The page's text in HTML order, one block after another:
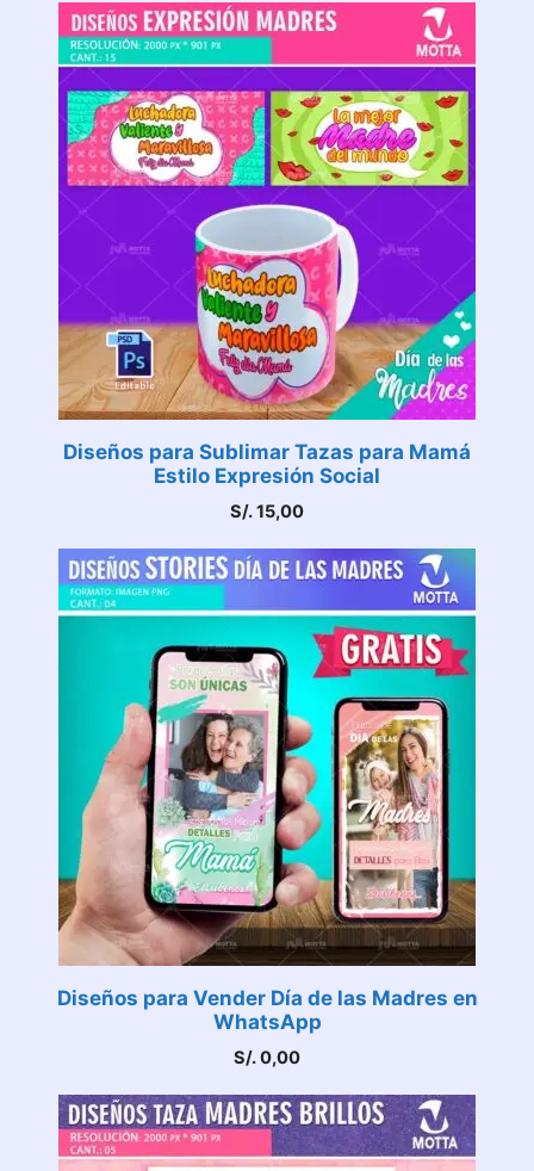
original
era:
S/. 90,00.S/. 60,00.
Diseños para Sublimar Tazas para Mamá
Estilo Expresión Social
S/.15,00
Diseños para Vender Día de las Madres en
WhatsApp
S/.0,00